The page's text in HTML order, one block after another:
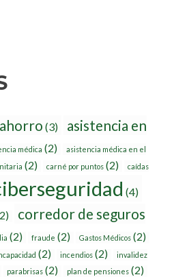
ahorro (3)
asistencia en
médica (2)
asistencia médica en el
(2) carné por puntos(2) caídas
(4)
corredor de seguros
(2) fraude (2) Gastos Médicos (2)
(2) incendios (2) invalidez
parabrisas (2) plan de pensiones (2)